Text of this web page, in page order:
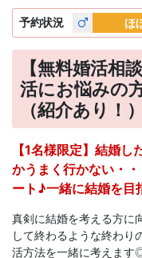
予約状況 ほ
【無料婚活相
活にお悩みの
（紹介あり！）
【1名様限定】結婚
かうまく行かない・
ート♪一緒に結婚を目
真剣に結婚を考える方に
して終わるような終わり
活方法を一緒に考えます